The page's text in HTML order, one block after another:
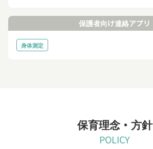
保護者向け連絡アプリ
身体測定
保育理念・方針
POLICY